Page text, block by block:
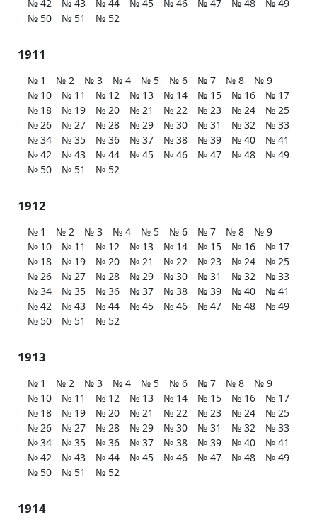
№ 42
№ 43 № 44 № 45 № 46 № 47 № 48
№ 49
№ 50
№ 51 № 52
1911
№ 1 № 2 № 3 № 4 № 5 № 6 № 7 № 8
№ 9
№ 10
№ 11 № 12 № 13 № 14 № 15 № 16
№ 17
№ 18
№ 19 № 20 № 21 № 22 № 23 № 24
№ 25
№ 26
№ 27 № 28 № 29 № 30 № 31 № 32
№ 33
№ 34
№ 35 № 36 № 37 № 38 № 39 № 40
№ 41
№ 42
№ 43 № 44 № 45 № 46 № 47 № 48
№ 49
№ 50
№ 51 № 52
1912
№ 1 № 2 № 3 № 4 № 5 № 6 № 7 № 8
№ 9
№ 10
№ 11 № 12 № 13 № 14 № 15 № 16
№ 17
№ 18
№ 19 № 20 № 21 № 22 № 23 № 24
№ 25
№ 26
№ 27 № 28 № 29 № 30 № 31 № 32
№ 33
№ 34
№ 35 № 36 № 37 № 38 № 39 № 40
№ 41
№ 42
№ 43 № 44 № 45 № 46 № 47 № 48
№ 49
№ 50
№ 51 № 52
1913
№ 1 № 2 № 3 № 4 № 5 № 6 № 7 № 8
№ 9
№ 10
№ 11 № 12 № 13 № 14 № 15 № 16
№ 17
№ 18
№ 19 № 20 № 21 № 22 № 23 № 24
№ 25
№ 26
№ 27 № 28 № 29 № 30 № 31 № 32
№ 33
№ 34
№ 35 № 36 № 37 № 38 № 39 № 40
№ 41
№ 42
№ 43 № 44 № 45 № 46 № 47 № 48
№ 49
№ 50
№ 51 № 52
1914